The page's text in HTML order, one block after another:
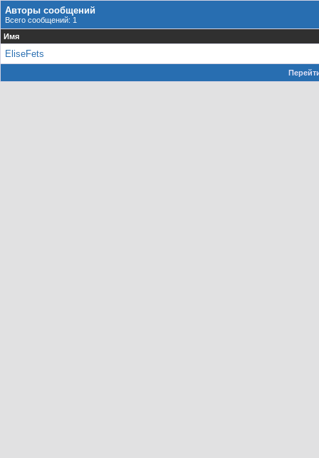
Авторы сообщений
Всего сообщений: 1
Имя
EliseFets